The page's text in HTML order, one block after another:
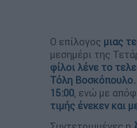
Ο επίλογος μιας
μεσημέρι της
φίλοι λένε το
Τόλη Βοσκόπουλο.
15:00, ενώ με
τιμής ένεκεν και